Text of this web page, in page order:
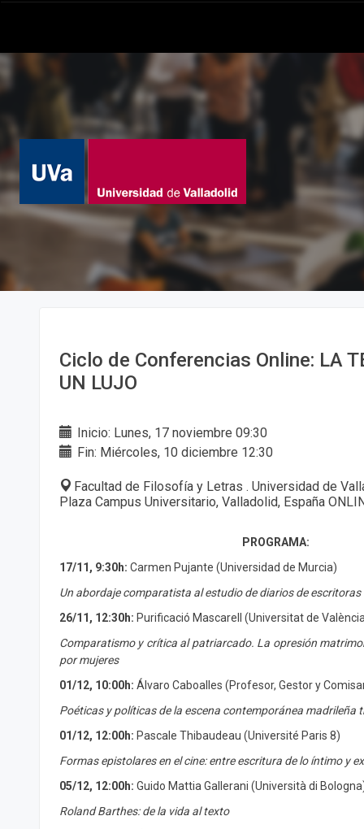
Ciclo de Conferencias Online: LA
UN LUJO
Inicio: Lunes, 17 noviembre 09:30
Fin: Miércoles, 10 diciembre 12:30
Facultad de Filosofía y Letras . Universidad de
Plaza Campus Universitario, Valladolid, España
PROGRAMA:
17/11, 9:30h: Carmen Pujante (Universidad de Murcia)
Un abordaje comparatista al estudio de diarios de escritoras
26/11, 12:30h: Purificació Mascarell (Universitat de
Comparatismo y crítica al patriarcado. La opresión
por mujeres
01/12, 10:00h: Álvaro Caboalles (Profesor, Gestor y
Poéticas y políticas de la escena contemporánea madrileña
01/12, 12:00h: Pascale Thibaudeau (Université Paris 8)
Formas epistolares en el cine: entre escritura de lo íntimo y
05/12, 12:00h: Guido Mattia Gallerani (Università di
Roland Barthes: de la vida al texto